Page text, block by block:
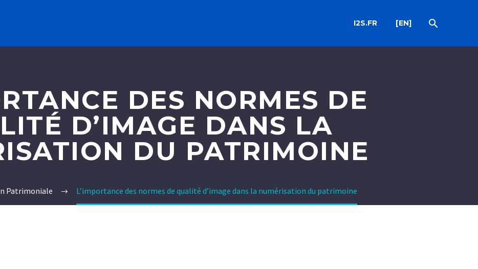
I2S.FR [EN]
DES NORMES DE
D’IMAGE DANS LA
DU PATRIMOINE
Patrimoniale L’importance des normes de qualité d’image dans la numérisation du patrimoine